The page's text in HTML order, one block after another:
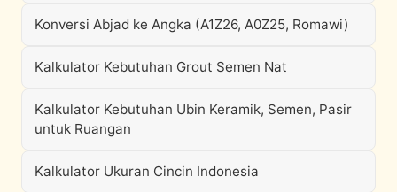
Konversi Abjad ke Angka (A1Z26, A0Z25, Romawi)
Kalkulator Kebutuhan Grout Semen Nat
Kalkulator Kebutuhan Ubin Keramik, Semen, Pasir
untuk Ruangan
Kalkulator Ukuran Cincin Indonesia